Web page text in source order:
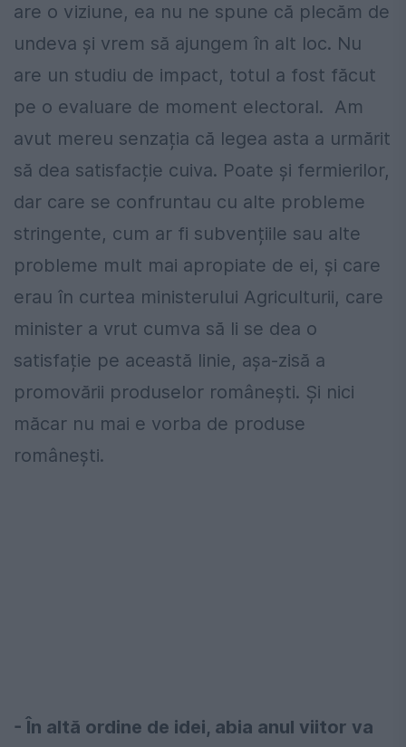
are o viziune, ea nu ne spune că plecăm de
undeva și vrem să ajungem în alt loc. Nu
are un studiu de impact, totul a fost făcut
pe o evaluare de moment electoral. Am
avut mereu senzația că legea asta a urmărit
să dea satisfacție cuiva. Poate și fermierilor,
dar care se confruntau cu alte probleme
stringente, cum ar fi subvențiile sau alte
probleme mult mai apropiate de ei, și care
erau în curtea ministerului Agriculturii, care
minister a vrut cumva să li se dea o
satisfație pe această linie, așa-zisă a
promovării produselor românești. Și nici
măcar nu mai e vorba de produse
românești.
- În altă ordine de idei, abia anul viitor va